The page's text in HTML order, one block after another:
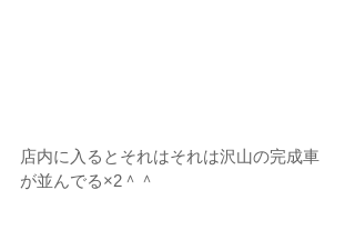
店内に入るとそれはそれは沢山の完成車
が並んでる×2＾＾